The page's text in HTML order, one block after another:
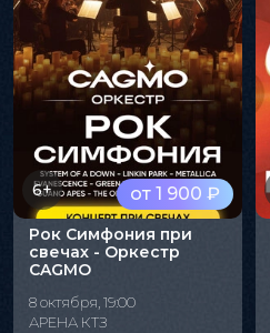
от 1 900 ₽
6+
Рок Симфония при
свечах - Оркестр
CAGMO
8 октября, 19:00
АРЕНА КТЗ